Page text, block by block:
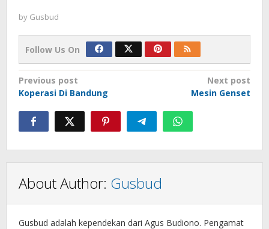
by Gusbud
Follow Us On
Post
navigation
Previous post
Koperasi Di Bandung
Next post
Mesin Genset
About Author: Gusbud
Gusbud adalah kependekan dari Agus Budiono. Pengamat